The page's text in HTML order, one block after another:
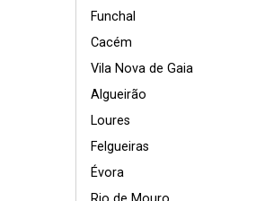
Funchal
Cacém
Vila Nova de Gaia
Algueirão
Loures
Felgueiras
Évora